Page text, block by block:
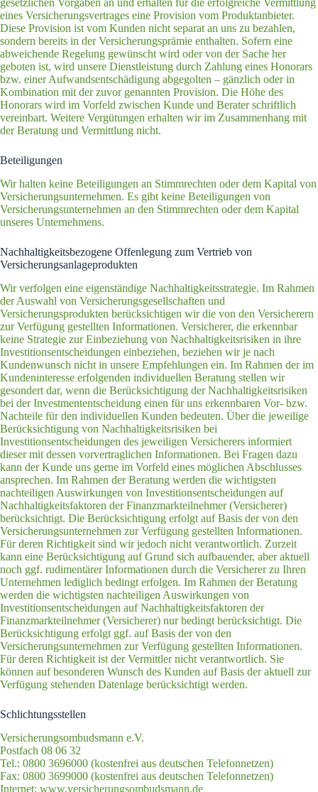
gesetzlichen Vorgaben an und erhalten für die erfolgreiche Vermittlung
eines Versicherungsvertrages eine Provision vom Produktanbieter.
Diese Provision ist vom Kunden nicht separat an uns zu bezahlen,
sondern bereits in der Versicherungsprämie enthalten. Sofern eine
abweichende Regelung gewünscht wird oder von der Sache her
geboten ist, wird unsere Dienstleistung durch Zahlung eines Honorars
bzw. einer Aufwandsentschädigung abgegolten – gänzlich oder in
Kombination mit der zuvor genannten Provision. Die Höhe des
Honorars wird im Vorfeld zwischen Kunde und Berater schriftlich
vereinbart. Weitere Vergütungen erhalten wir im Zusammenhang mit
der Beratung und Vermittlung nicht.
Beteiligungen
Wir halten keine Beteiligungen an Stimmrechten oder dem Kapital von
Versicherungsunternehmen. Es gibt keine Beteiligungen von
Versicherungsunternehmen an den Stimmrechten oder dem Kapital
unseres Unternehmens.
Nachhaltigkeitsbezogene Offenlegung zum Vertrieb von
Versicherungsanlageprodukten
Wir verfolgen eine eigenständige Nachhaltigkeitsstrategie. Im Rahmen
der Auswahl von Versicherungsgesellschaften und
Versicherungsprodukten berücksichtigen wir die von den Versicherern
zur Verfügung gestellten Informationen. Versicherer, die erkennbar
keine Strategie zur Einbeziehung von Nachhaltigkeitsrisiken in ihre
Investitionsentscheidungen einbeziehen, beziehen wir je nach
Kundenwunsch nicht in unsere Empfehlungen ein. Im Rahmen der im
Kundeninteresse erfolgenden individuellen Beratung stellen wir
gesondert dar, wenn die Berücksichtigung der Nachhaltigkeitsrisiken
bei der Investmententscheidung einen für uns erkennbaren Vor- bzw.
Nachteile für den individuellen Kunden bedeuten. Über die jeweilige
Berücksichtigung von Nachhaltigkeitsrisiken bei
Investitionsentscheidungen des jeweiligen Versicherers informiert
dieser mit dessen vorvertraglichen Informationen. Bei Fragen dazu
kann der Kunde uns gerne im Vorfeld eines möglichen Abschlusses
ansprechen. Im Rahmen der Beratung werden die wichtigsten
nachteiligen Auswirkungen von Investitionsentscheidungen auf
Nachhaltigkeitsfaktoren der Finanzmarkteilnehmer (Versicherer)
berücksichtigt. Die Berücksichtigung erfolgt auf Basis der von den
Versicherungsunternehmen zur Verfügung gestellten Informationen.
Für deren Richtigkeit sind wir jedoch nicht verantwortlich. Zurzeit
kann eine Berücksichtigung auf Grund sich aufbauender, aber aktuell
noch ggf. rudimentärer Informationen durch die Versicherer zu Ihren
Unternehmen lediglich bedingt erfolgen. Im Rahmen der Beratung
werden die wichtigsten nachteiligen Auswirkungen von
Investitionsentscheidungen auf Nachhaltigkeitsfaktoren der
Finanzmarkteilnehmer (Versicherer) nur bedingt berücksichtigt. Die
Berücksichtigung erfolgt ggf. auf Basis der von den
Versicherungsunternehmen zur Verfügung gestellten Informationen.
Für deren Richtigkeit ist der Vermittler nicht verantwortlich. Sie
können auf besonderen Wunsch des Kunden auf Basis der aktuell zur
Verfügung stehenden Datenlage berücksichtigt werden.
Schlichtungsstellen
Versicherungsombudsmann e.V.
Postfach 08 06 32
Tel.: 0800 3696000 (kostenfrei aus deutschen Telefonnetzen)
Fax: 0800 3699000 (kostenfrei aus deutschen Telefonnetzen)
Internet: www.versicherungsombudsmann.de